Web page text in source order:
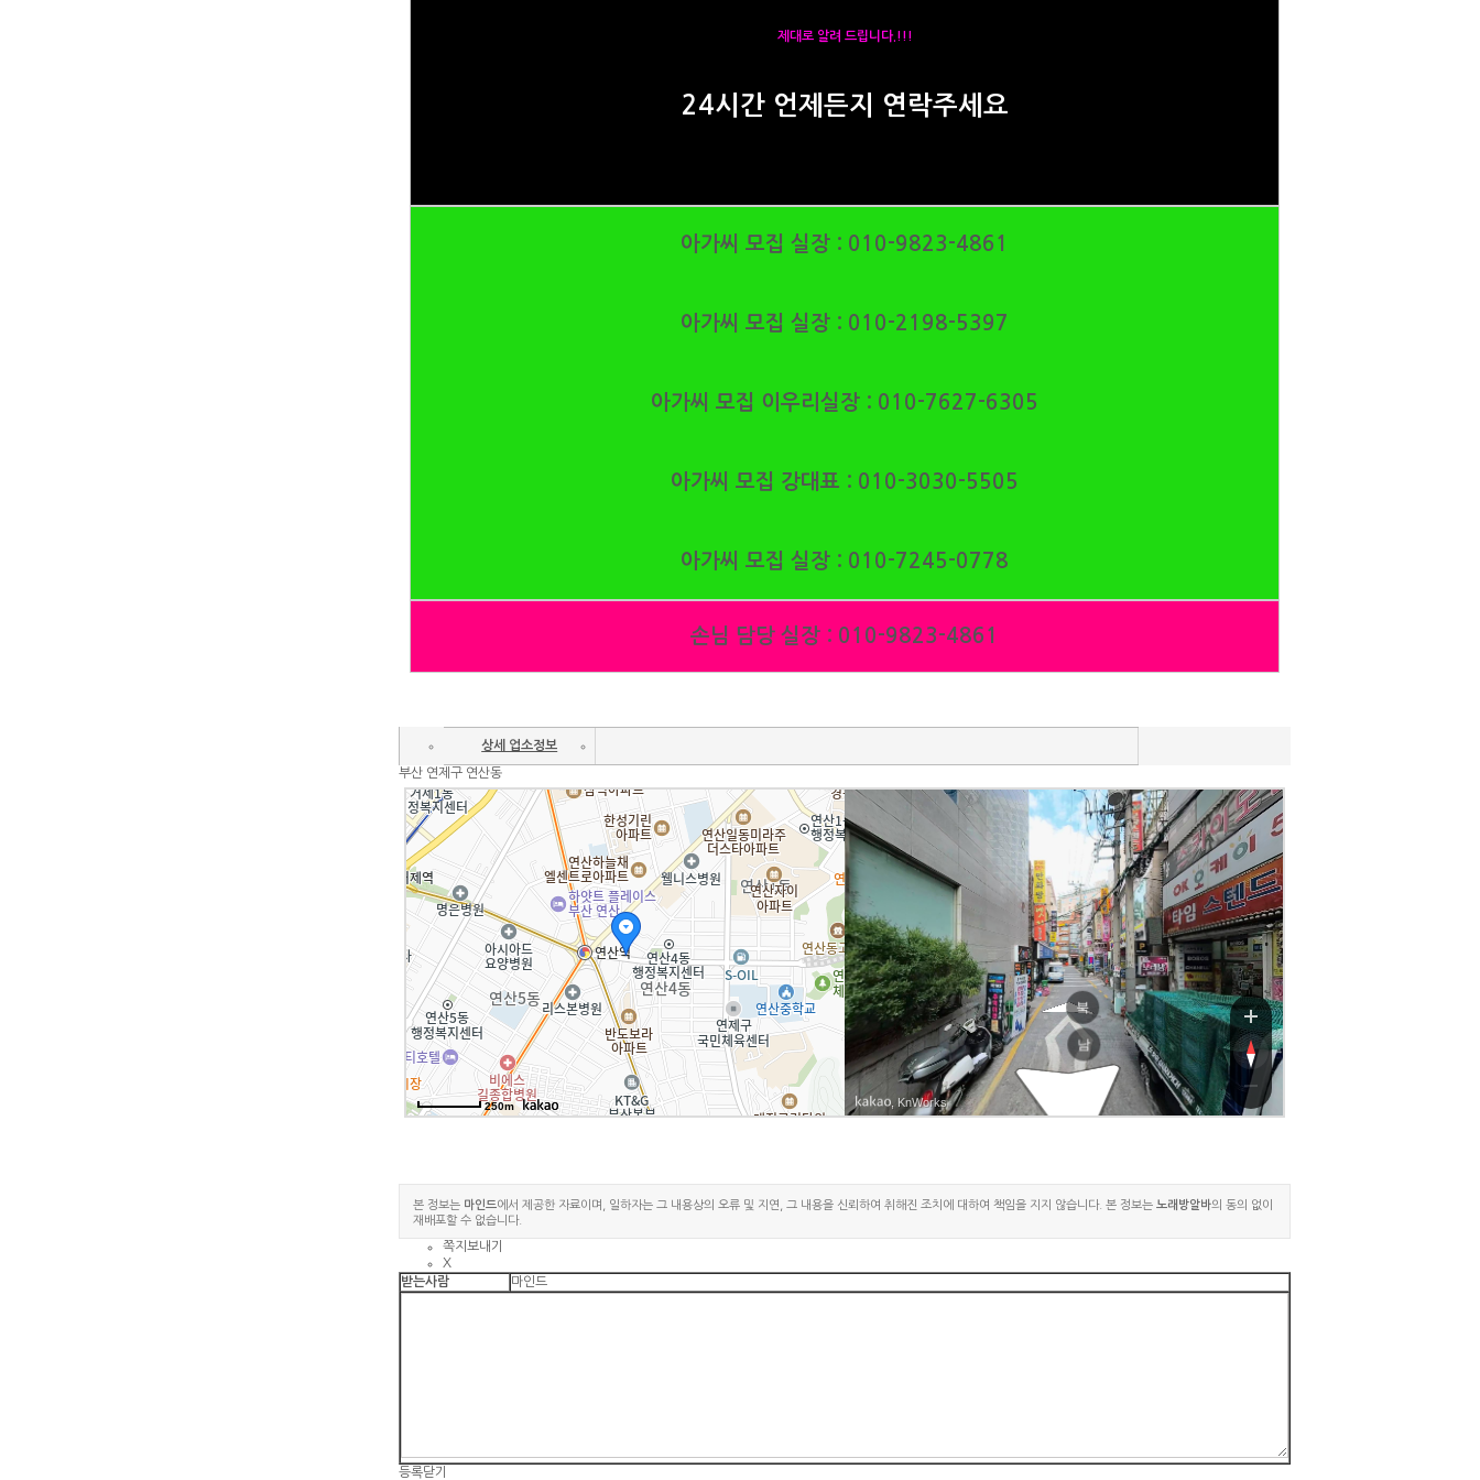
제대로 알려 드립니다.!!!
24시간 언제든지 연락주세요
아가씨 모집 실장 : 010-9823-4861
아가씨 모집 실장 : 010-2198-5397
아가씨 모집 이우리실장 : 010-7627-6305
아가씨 모집 강대표 : 010-3030-5505
아가씨 모집 실장 : 010-7245-0778
손님 담당 실장 : 010-9823-4861
상세 업소정보
부산 연제구 연산동
250m
고분로
북
남
, KnWorks
본 정보는 마인드에서 제공한 자료이며, 일하자는 그 내용상의 오류 및 지연, 그 내용을 신뢰하여 취해진 조치에 대하여 책임을 지지 않습니다. 본 정보는 노래방알바의 동의 없이
재배포할 수 없습니다.
쪽지보내기
X
받는사람
마인드
등록닫기